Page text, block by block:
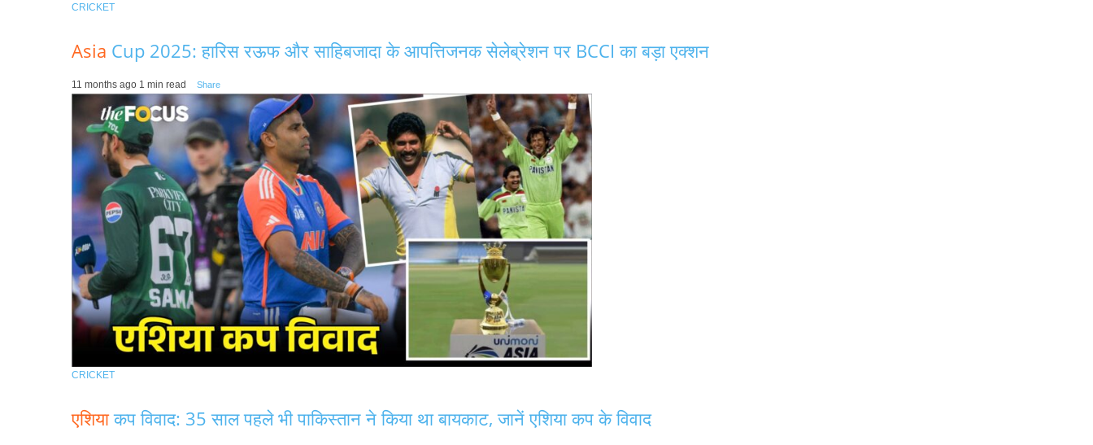
CRICKET
Asia Cup 2025: हारिस रऊफ और साहिबजादा के आपत्तिजनक सेलेब्रेशन पर BCCI का बड़ा एक्शन
11 months ago 1 min read Share
CRICKET
एशियाकप विवाद: 35 साल पहले भी पाकिस्तान ने किया था बायकाट, जानें एशिया कप के विवाद